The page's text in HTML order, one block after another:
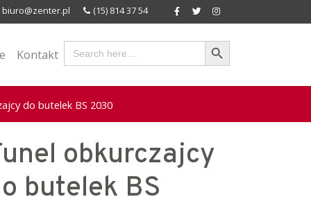
biuro@zenter.pl (15) 814 37 54
Kontakt
Search
for:
Search Button
do butelek BS 2030
obkurczajcy
butelek BS